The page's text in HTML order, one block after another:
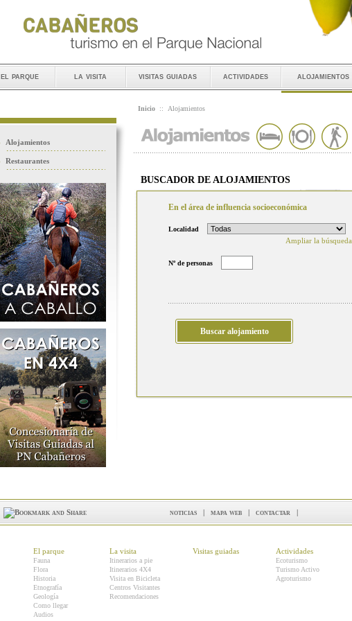
el parque la visita visitas guiadas actividades alojamientos
Alojamientos
Restaurantes
Inicio :: Alojamientos
BUSCADOR DE ALOJAMIENTOS
En el área de influencia socioeconómica
Localidad
Ampliar la búsqueda
Nº de personas
noticias | mapa web | contactar |
El parque
Fauna
Flora
Historia
Etnografía
Geología
Como llegar
Audios
La visita
Itinerarios a pie
Itinerarios 4X4
Visita en Bicicleta
Centros Visitantes
Recomendaciones
Visitas guiadas Actividades
Ecoturismo
Turismo Activo
Agroturismo